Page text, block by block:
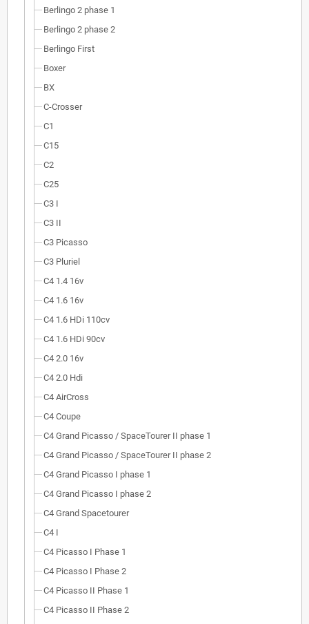
Berlingo 2 phase 1
Berlingo 2 phase 2
Berlingo First
Boxer
BX
C-Crosser
C1
C15
C2
C25
C3 I
C3 II
C3 Picasso
C3 Pluriel
C4 1.4 16v
C4 1.6 16v
C4 1.6 HDi 110cv
C4 1.6 HDi 90cv
C4 2.0 16v
C4 2.0 Hdi
C4 AirCross
C4 Coupe
C4 Grand Picasso / SpaceTourer II phase 1
C4 Grand Picasso / SpaceTourer II phase 2
C4 Grand Picasso I phase 1
C4 Grand Picasso I phase 2
C4 Grand Spacetourer
C4 I
C4 Picasso I Phase 1
C4 Picasso I Phase 2
C4 Picasso II Phase 1
C4 Picasso II Phase 2